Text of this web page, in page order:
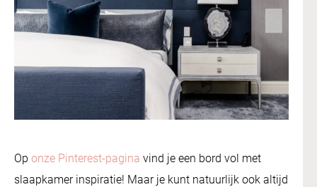
Op onze Pinterest-pagina vind je een bord vol met
slaapkamer inspiratie! Maar je kunt natuurlijk ook altijd